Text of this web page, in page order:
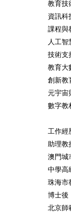
教育技
資訊科
課程與
人工
技術支
教育大
創新教
元宇宙
數字教
工作經
助理教
澳門城
中學高
珠海市
博士後
北京師